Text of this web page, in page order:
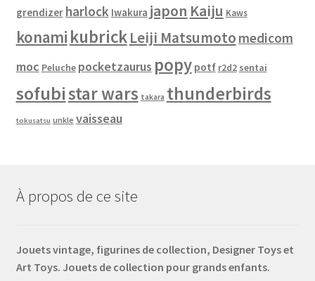
grendizer harlock Iwakura japon Kaiju Kaws
konami kubrickLeiji Matsumoto medicom
moc Peluche pocketzaurus popy potf r2d2 sentai
sofubistar wars takara thunderbirds
tokusatsu unkle vaisseau
À propos de ce site
Jouets vintage, figurines de collection, Designer Toys et
Art Toys. Jouets de collection pour grands enfants.